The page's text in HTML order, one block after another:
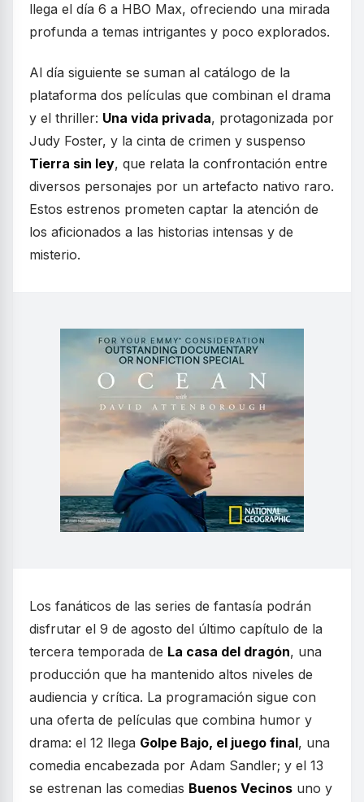
llega el día 6 a HBO Max, ofreciendo una mirada
profunda a temas intrigantes y poco explorados.
Al día siguiente se suman al catálogo de la
plataforma dos películas que combinan el drama
y el thriller: Una vida privada, protagonizada por
Judy Foster, y la cinta de crimen y suspenso
Tierra sin ley, que relata la confrontación entre
diversos personajes por un artefacto nativo raro.
Estos estrenos prometen captar la atención de
los aficionados a las historias intensas y de
misterio.
Los fanáticos de las series de fantasía podrán
disfrutar el 9 de agosto del último capítulo de la
tercera temporada de La casa del dragón, una
producción que ha mantenido altos niveles de
audiencia y crítica. La programación sigue con
una oferta de películas que combina humor y
drama: el 12 llega Golpe Bajo, el juego final, una
comedia encabezada por Adam Sandler; y el 13
se estrenan las comedias Buenos Vecinos uno y